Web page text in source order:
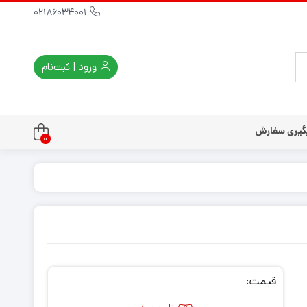
ورود | ثبت‌نام
دسته کنسول
سفارش
0
قیمت: